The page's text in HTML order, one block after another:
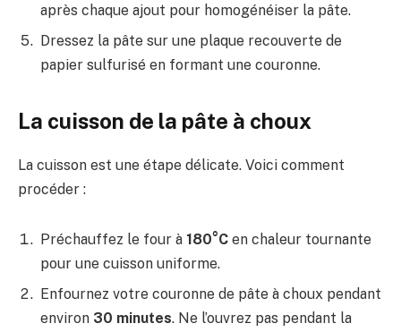
après chaque ajout pour homogénéiser la pâte.
Dressez la pâte sur une plaque recouverte de
papier sulfurisé en formant une couronne.
La cuisson de la pâte à choux
La cuisson est une étape délicate. Voici comment
procéder :
Préchauffez le four à 180°C en chaleur tournante
pour une cuisson uniforme.
Enfournez votre couronne de pâte à choux pendant
environ 30 minutes. Ne l’ouvrez pas pendant la